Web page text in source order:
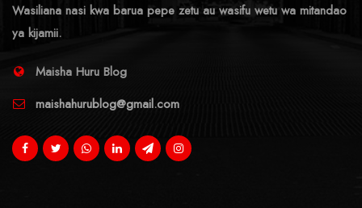
Wasiliana nasi kwa barua pepe zetu au wasifu wetu wa mitandao
ya kijamii.
Maisha Huru Blog
maishahurublog@gmail.com